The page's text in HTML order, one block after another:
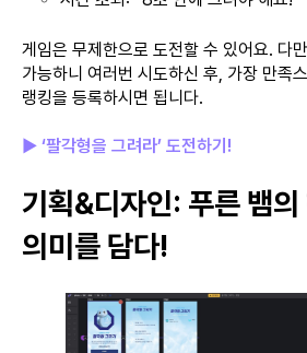
게임은 무제한으로 도전할 수 있어요. 다
가능하니 여러번 시도하신 후, 가장 만족
랭킹을 등록하시면 됩니다.
▶ ‘팔각형을 그려라’ 도전하기!
기획&디자인: 푸른 뱀
의미를 담다!